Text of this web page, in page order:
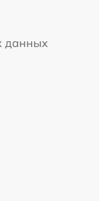
данных